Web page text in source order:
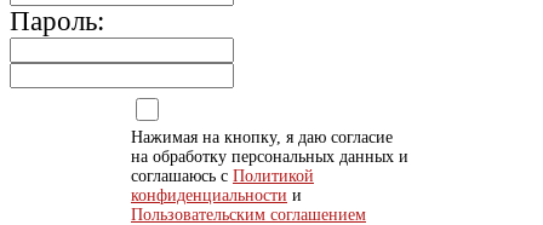
Пароль:
Нажимая на кнопку, я даю согласие
на обработку персональных данных и
соглашаюсь с Политикой
конфиденциальности и
Пользовательским соглашением